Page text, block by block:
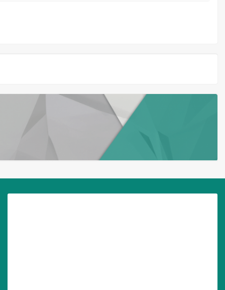
к плавсредствам, независимо от особенностей их
чтобы крепить канат для якоря.
не тонут, если их конец окажется в воде. Выбор комплектации